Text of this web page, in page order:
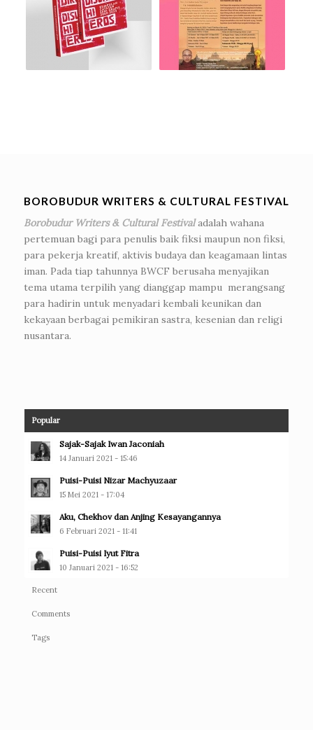
BOROBUDUR WRITERS & CULTURAL FESTIVAL
Borobudur Writers & Cultural Festivaladalah wahana
pertemuan bagi para penulis baik fiksi maupun non fiksi,
para pekerja kreatif, aktivis budaya dan keagamaan lintas
iman. Pada tiap tahunnya BWCF berusaha menyajikan
tema utama terpilih yang dianggap mampu merangsang
para hadirin untuk menyadari kembali keunikan dan
kekayaan berbagai pemikiran sastra, kesenian dan religi
nusantara.
Popular
Sajak-Sajak Iwan Jaconiah
14 Januari 2021 - 15:46
Puisi-Puisi Nizar Machyuzaar
15 Mei 2021 - 17:04
Aku, Chekhov dan Anjing Kesayangannya
6 Februari 2021 - 11:41
Puisi-Puisi Iyut Fitra
10 Januari 2021 - 16:52
Recent
Comments
Tags